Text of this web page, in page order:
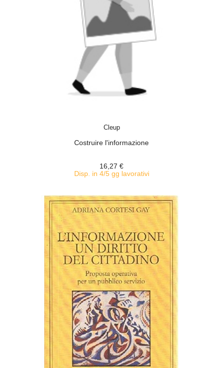
Cleup
Costruire l'informazione
16,27 €
Disp. in 4/5 gg lavorativi